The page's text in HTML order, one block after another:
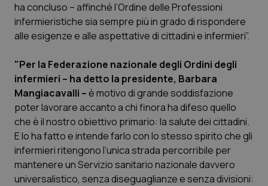
Ulcera & Reflusso
Vaccini
ha concluso – affinché l’Ordine delle Professioni
infermieristiche sia sempre più in grado di rispondere
alle esigenze e alle aspettative di cittadini e infermieri”.
"Per la Federazione nazionale degli Ordini degli
infermieri – ha detto la presidente, Barbara
Mangiacavalli –è motivo di grande soddisfazione
poter lavorare accanto a chi finora ha difeso quello
che è il nostro obiettivo primario: la salute dei cittadini.
E lo ha fatto e intende farlo con lo stesso spirito che gli
infermieri ritengono l’unica strada percorribile per
mantenere un Servizio sanitario nazionale davvero
universalistico, senza diseguaglianze e senza divisioni: